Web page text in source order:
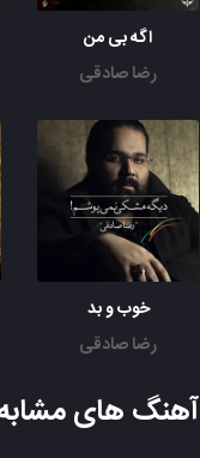
اگه بی من
رضا صادقی
خوب و بد
رضا صادقی
آهنگ های